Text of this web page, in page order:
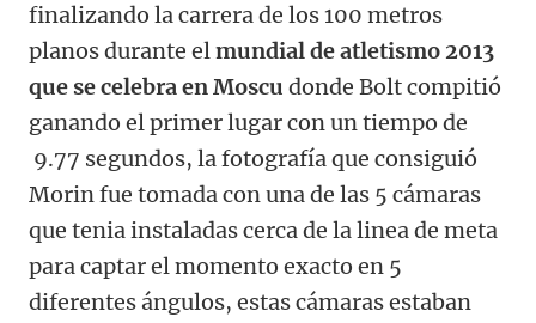
finalizando la carrera de los 100 metros
planos durante elmundial de atletismo 2013
que se celebra en Moscu donde Bolt compitió
ganando el primer lugar con un tiempo de
9.77 segundos, la fotografía que consiguió
Morin fue tomada con una de las 5 cámaras
que tenia instaladas cerca de la linea de meta
para captar el momento exacto en 5
diferentes ángulos, estas cámaras estaban